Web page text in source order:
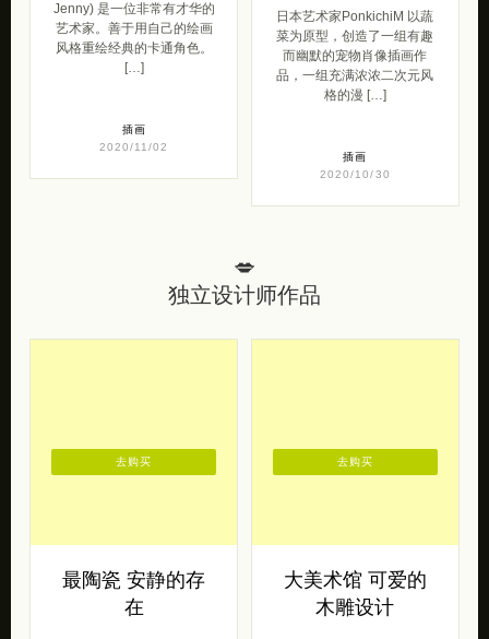
Jenny) 是一位非常有才华的
艺术家。善于用自己的绘画
风格重绘经典的卡通角色。
[…]
插画
2020/11/02
日本艺术家PonkichiM 以蔬
菜为原型，创造了一组有趣
而幽默的宠物肖像插画作
品，一组充满浓浓二次元风
格的漫 […]
插画
2020/10/30
💋
独立设计师作品
最陶瓷 安静的存
在
去购买
大美术馆 可爱的
木雕设计
去购买